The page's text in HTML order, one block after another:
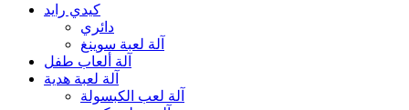
كيدي رايد
دائري
آلة لعبة سوينغ
آلة ألعاب طفل
آلة لعبة هدية
آلة لعب الكبسولة